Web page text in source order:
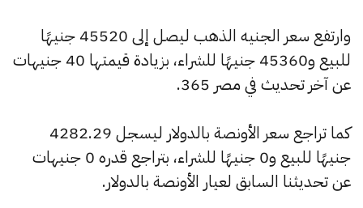
وارتفع سعر الجنيه الذهب ليصل إلى 45520 جنيهًا
للبيع و45360 جنيهًا للشراء، بزيادة قيمتها 40 جنيهات
عن آخر تحديث في مصر 365.
كما تراجع سعر الأونصة بالدولار ليسجل 4282.29
جنيهًا للبيع و0 جنيهًا للشراء، بتراجع قدره 0 جنيهات
عن تحديثنا السابق لعيار الأونصة بالدولار.